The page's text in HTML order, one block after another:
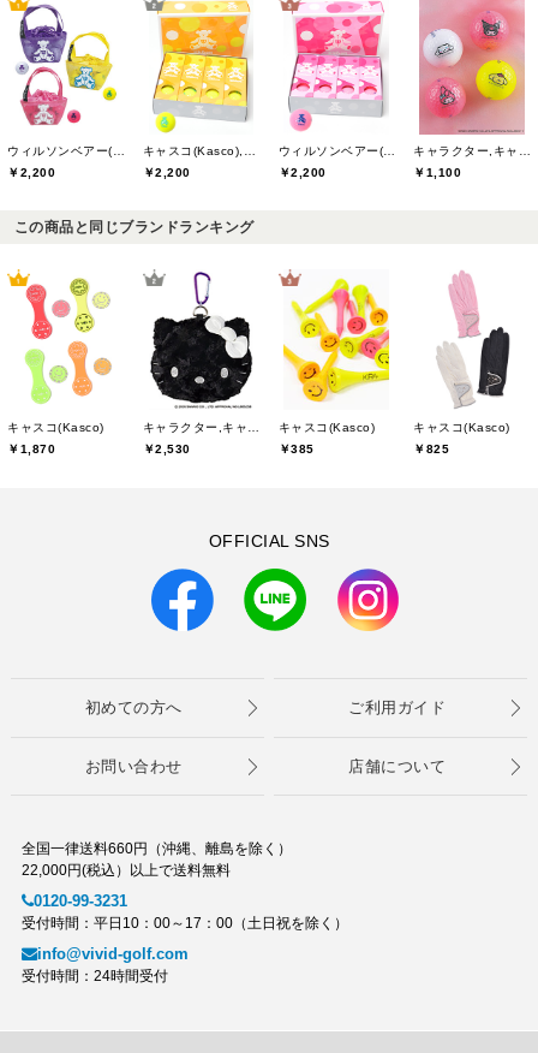
ウィルソンベアー(willson bear)
￥2,200
キャスコ(Kasco),ウィルソンベアー(willson bear)
￥2,200
ウィルソンベアー(willson bear)
￥2,200
キャラクター,キャスコ(Kasco)
￥1,100
この商品と同じブランドランキング
キャスコ(Kasco)
￥1,870
￥2,530
キャスコ(Kasco)
￥385
キャスコ(Kasco)
￥825
OFFICIAL SNS
初めての方へ ご利用ガイド
お問い合わせ 店舗について
全国一律送料660円（沖縄、離島を除く）
22,000円(税込）以上で送料無料
0120-99-3231
受付時間：平日10：00～17：00（土日祝を除く）
info@vivid-golf.com
受付時間：24時間受付